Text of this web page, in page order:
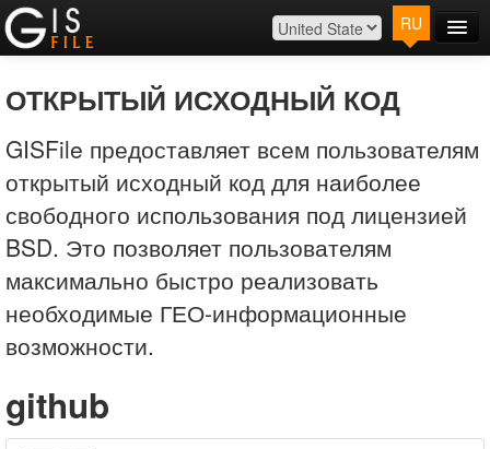
Расценки
Контакты
RU
ОТКРЫТЫЙ ИСХОДНЫЙ КОД
GISFile предоставляет всем пользователям
открытый исходный код для наиболее
свободного использования под лицензией
BSD. Это позволяет пользователям
максимально быстро реализовать
необходимые ГЕО-информационные
возможности.
github